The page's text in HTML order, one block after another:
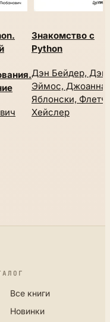
Знакомство с
Python
Дэн Бейдер,
Эймос, Джоанна
Яблонски,
Хейслер
Все книги
Новинки